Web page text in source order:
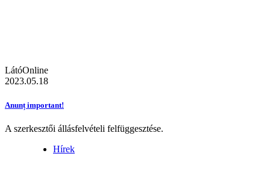
LátóOnline
2023.05.18
Anunț important!
A szerkesztői állásfelvételi felfüggesztése.
Hírek